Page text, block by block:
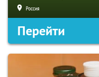
Россия
Перейти